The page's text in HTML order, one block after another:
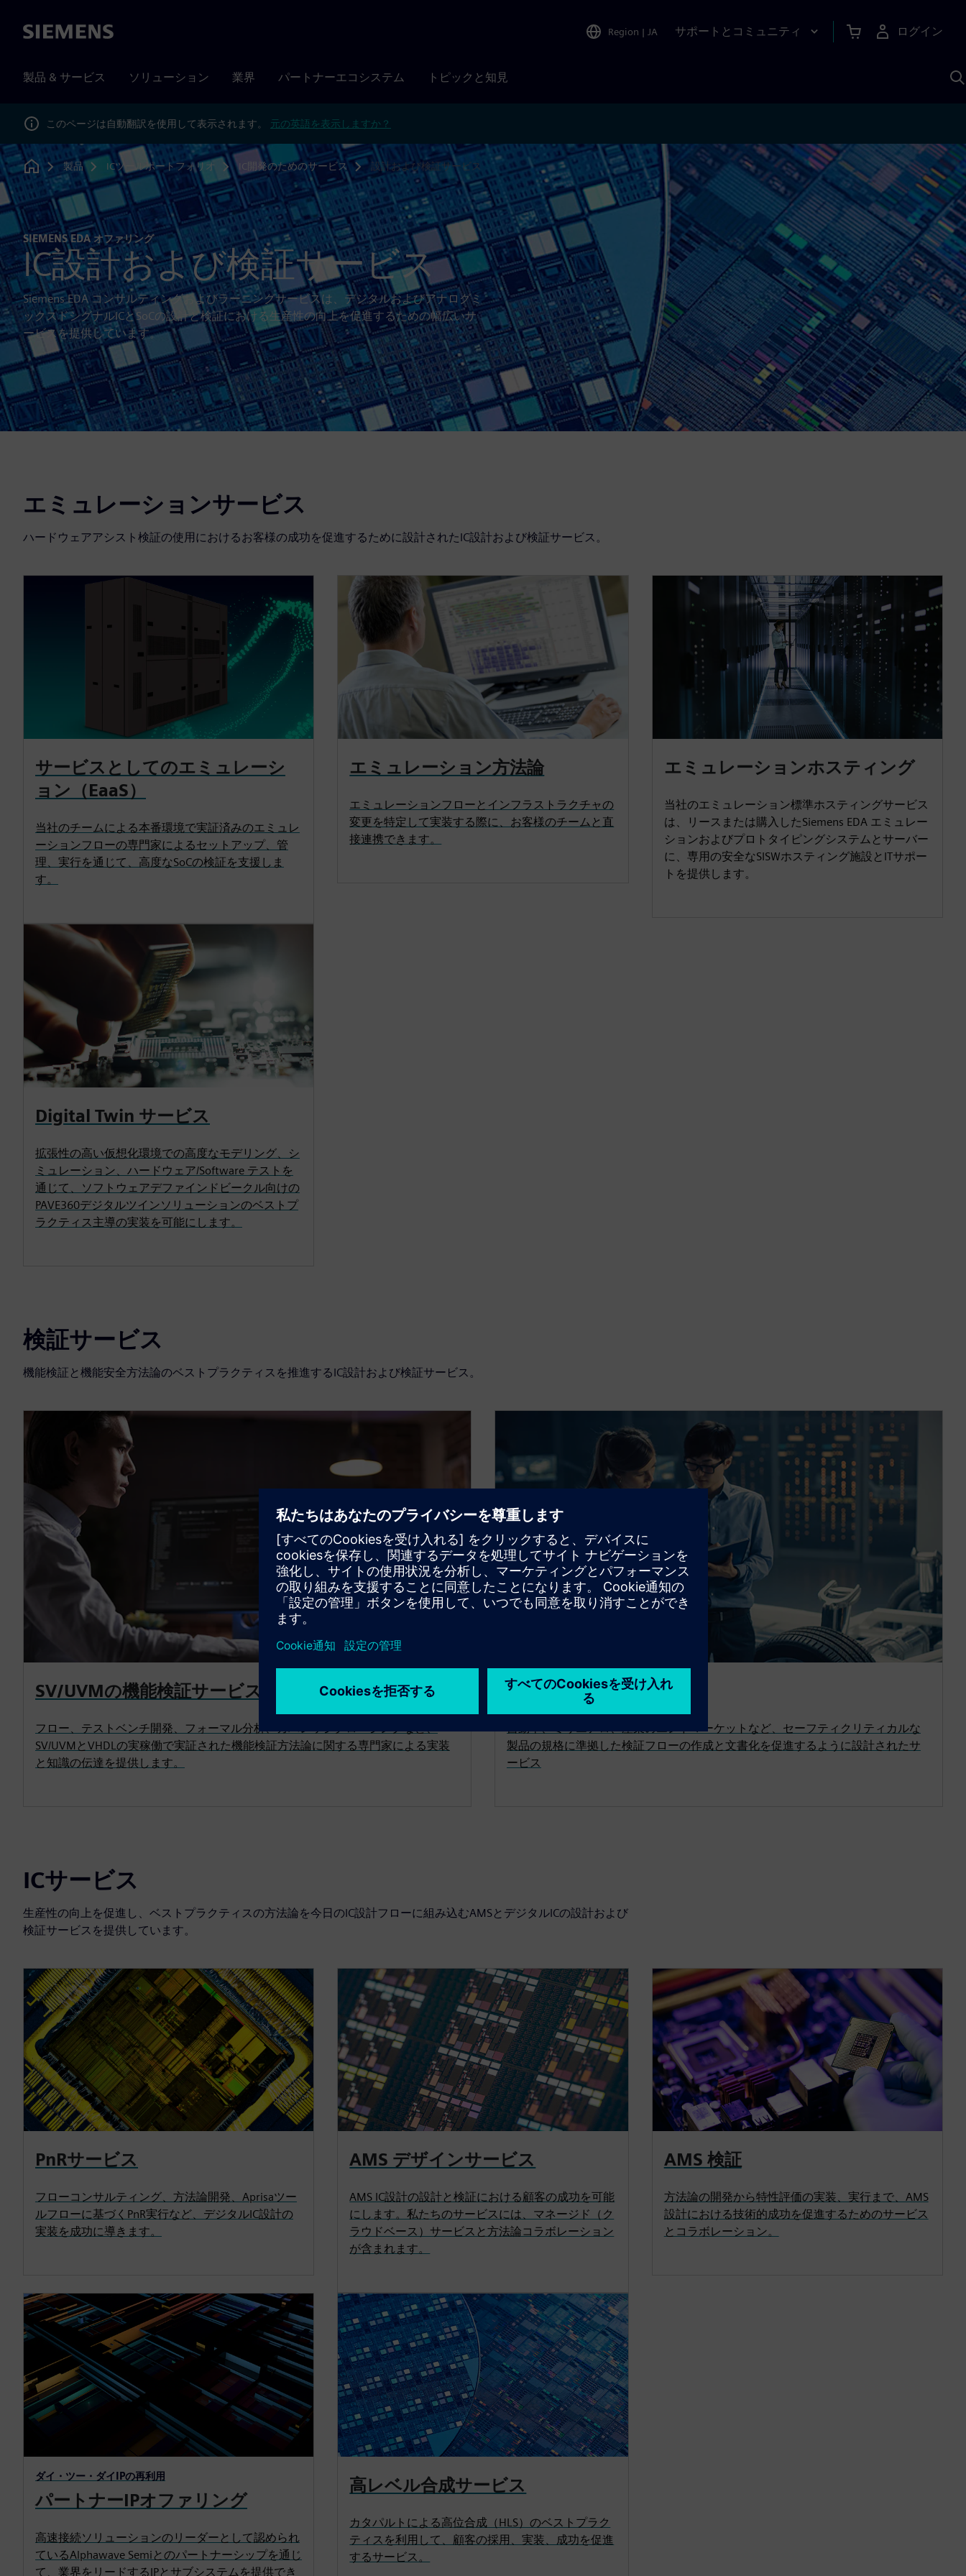
Siemens Region | JA サポートとコミュニティ ログイン
製品 & サービス ソリューション 業界 パートナーエコシステム トピックと知見
このページは自動翻訳を使用して表示されます。 元の英語を表示しますか？
Home
製品 ICツールポートフォリオ IC開発のためのサービス 設計および検証サービス
SIEMENS EDA オファリング
IC設計および検証サービス
Siemens EDA コンサルティングおよびラーニングサービスは、デジタルおよびアナログミ
ックスドシグナルICとSoCの設計と検証における生産性の向上を促進するための幅広いサ
ービスを提供しています。
エミュレーションサービス
ハードウェアアシスト検証の使用におけるお客様の成功を促進するために設計されたIC設計および検証サービス。
サービスとしてのエミュレーシ
ョン（EaaS）
当社のチームによる本番環境で実証済みのエミュレ
ーションフローの専門家によるセットアップ、管
理、実行を通じて、高度なSoCの検証を支援しま
す。
エミュレーション方法論
エミュレーションフローとインフラストラクチャの
変更を特定して実装する際に、お客様のチームと直
接連携できます。
エミュレーションホスティング
当社のエミュレーション標準ホスティングサービス
は、リースまたは購入したSiemens EDA エミュレー
ションおよびプロトタイピングシステムとサーバー
に、専用の安全なSISWホスティング施設とITサポー
トを提供します。
Digital Twin サービス
拡張性の高い仮想化環境での高度なモデリング、シ
ミュレーション、ハードウェア/Software テストを
通じて、ソフトウェアデファインドビークル向けの
PAVE360デジタルツインソリューションのベストプ
ラクティス主導の実装を可能にします。
検証サービス
機能検証と機能安全方法論のベストプラクティスを推進するIC設計および検証サービス。
SV/UVMの機能検証サービス
フロー、テストベンチ開発、フォーマル分析、カバレッジクロージングなど、
SV/UVMとVHDLの実稼働で実証された機能検証方法論に関する専門家による実装
と知識の伝達を提供します。
機能安全サービス
自動車、ミリエアロ、産業のエンドマーケットなど、セーフティクリティカルな
製品の規格に準拠した検証フローの作成と文書化を促進するように設計されたサ
ービス
ICサービス
生産性の向上を促進し、ベストプラクティスの方法論を今日のIC設計フローに組み込むAMSとデジタルICの設計および
検証サービスを提供しています。
PnRサービス
フローコンサルティング、方法論開発、Aprisaツー
ルフローに基づくPnR実行など、デジタルIC設計の
実装を成功に導きます。
AMS デザインサービス
AMS IC設計の設計と検証における顧客の成功を可能
にします。私たちのサービスには、マネージド（ク
ラウドベース）サービスと方法論コラボレーション
が含まれます。
AMS 検証
方法論の開発から特性評価の実装、実行まで、AMS
設計における技術的成功を促進するためのサービス
とコラボレーション。
ダイ・ツー・ダイIPの再利用
パートナーIPオファリング
高速接続ソリューションのリーダーとして認められ
ているAlphawave Semiとのパートナーシップを通じ
て、業界をリードするIPとサブシステムを提供でき
高レベル合成サービス
カタパルトによる高位合成（HLS）のベストプラク
ティスを利用して、顧客の採用、実装、成功を促進
するサービス。